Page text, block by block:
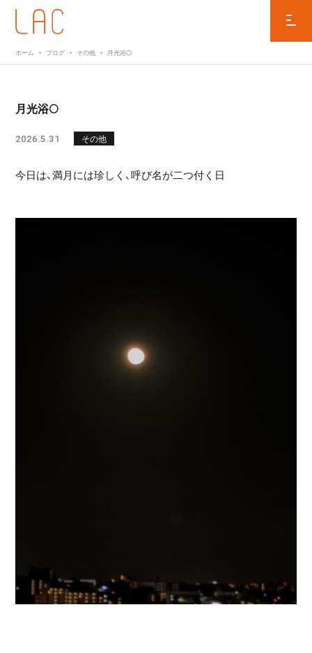
ホーム ブログ その他 月光浴🌕
月光浴🌕
2026.5.31 その他
今日は、満月には珍しく、呼び名が二つ付く日